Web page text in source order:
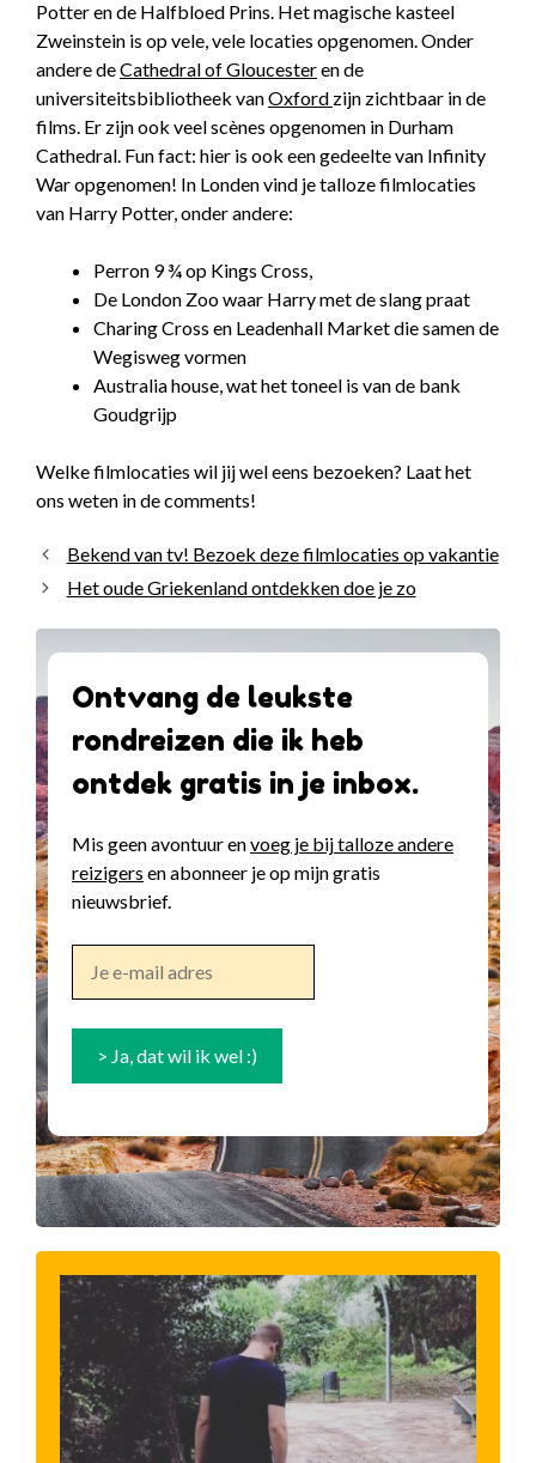
Potter en de Halfbloed Prins. Het magische kasteel
Zweinstein is op vele, vele locaties opgenomen. Onder
andere deCathedral of Gloucesteren de
universiteitsbibliotheek vanOxford zijn zichtbaar in de
films. Er zijn ook veel scènes opgenomen in Durham
Cathedral. Fun fact: hier is ook een gedeelte van Infinity
War opgenomen! In Londen vind je talloze filmlocaties
van Harry Potter, onder andere:
Perron 9 ¾ op Kings Cross,
De London Zoo waar Harry met de slang praat
Charing Cross en Leadenhall Market die samen de
Wegisweg vormen
Australia house, wat het toneel is van de bank
Goudgrijp
Welke filmlocaties wil jij wel eens bezoeken? Laat het
ons weten in de comments!
Bekend van tv! Bezoek deze filmlocaties op vakantie
Het oude Griekenland ontdekken doe je zo
Ontvang de leukste
rondreizen die ik heb
ontdek gratis in je inbox.
Mis geen avontuur envoeg je bij talloze andere
reizigers en abonneer je op mijn gratis
nieuwsbrief.